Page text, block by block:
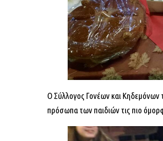
Ο Σύλλογος Γονέων και Κηδεμόνων
πρόσωπα των παιδιών τις πιο